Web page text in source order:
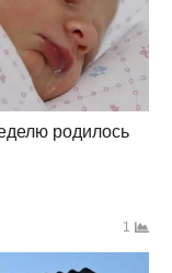
родилось
1